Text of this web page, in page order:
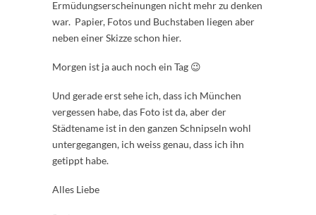
Ermüdungserscheinungen nicht mehr zu denken
war. Papier, Fotos und Buchstaben liegen aber
neben einer Skizze schon hier.
Morgen ist ja auch noch ein Tag 😉
Und gerade erst sehe ich, dass ich München
vergessen habe, das Foto ist da, aber der
Städtename ist in den ganzen Schnipseln wohl
untergegangen, ich weiss genau, dass ich ihn
getippt habe.
Alles Liebe